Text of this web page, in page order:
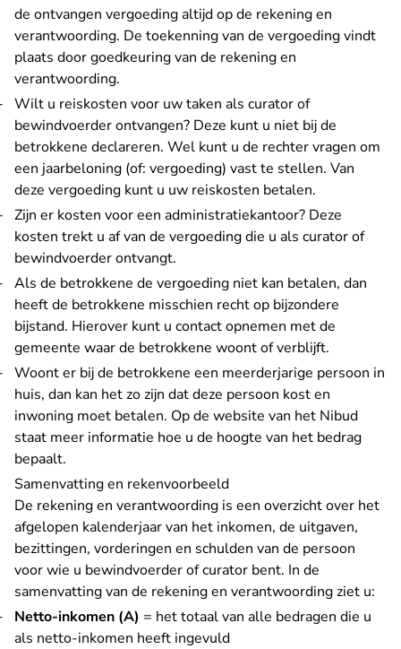
de ontvangen vergoeding altijd op de rekening en
verantwoording. De toekenning van de vergoeding vindt
plaats door goedkeuring van de rekening en
verantwoording.
Wilt u reiskosten voor uw taken als curator of
bewindvoerder ontvangen? Deze kunt u niet bij de
betrokkene declareren. Wel kunt u de rechter vragen om
een jaarbeloning (of: vergoeding) vast te stellen. Van
deze vergoeding kunt u uw reiskosten betalen.
Zijn er kosten voor een administratiekantoor? Deze
kosten trekt u af van de vergoeding die u als curator of
bewindvoerder ontvangt.
Als de betrokkene de vergoeding niet kan betalen, dan
heeft de betrokkene misschien recht op bijzondere
bijstand. Hierover kunt u contact opnemen met de
gemeente waar de betrokkene woont of verblijft.
Woont er bij de betrokkene een meerderjarige persoon in
huis, dan kan het zo zijn dat deze persoon kost en
inwoning moet betalen. Op de website van het Nibud- U
staat meer informatie hoe u de hoogte van het bedrag
bepaalt.
Samenvatting en rekenvoorbeeld
De rekening en verantwoording is een overzicht over het
afgelopen kalenderjaar van het inkomen, de uitgaven,
bezittingen, vorderingen en schulden van de persoon
voor wie u bewindvoerder of curator bent. In de
samenvatting van de rekening en verantwoording ziet u:
Netto-inkomen (A) = het totaal van alle bedragen die u
als netto-inkomen heeft ingevuld